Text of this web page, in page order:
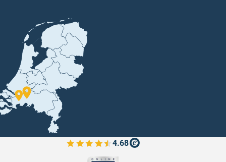
4.68
Bekijk de verfplaza beoordelingen